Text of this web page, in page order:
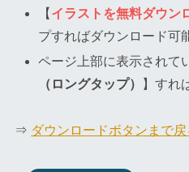
【 イラストを無料ダウン
プすればダウンロード可
ページ上部に表示されて
（ロングタップ）
】すれ
⇒ ダウンロードボタンまで戻